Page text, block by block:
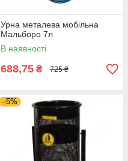
Урна металева мобільна
Мальборо 7л
В наявності
688,75 ₴ 725 ₴
–5%